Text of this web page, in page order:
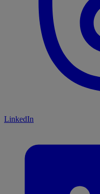
LinkedIn